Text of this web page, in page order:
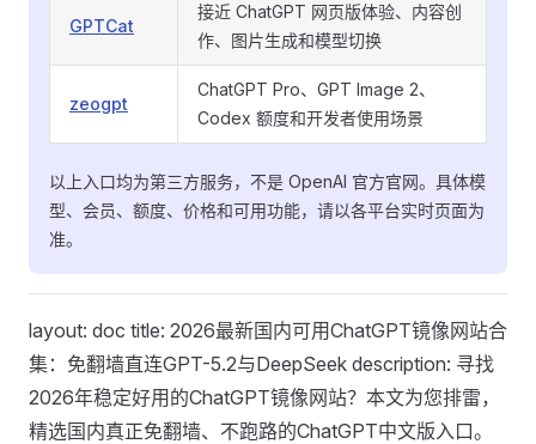
GPTCat
接近 ChatGPT 网页版体验、内容创
作、图片生成和模型切换
zeogpt
ChatGPT Pro、GPT Image 2、
Codex 额度和开发者使用场景
以上入口均为第三方服务，不是 OpenAI 官方官网。具体模
型、会员、额度、价格和可用功能，请以各平台实时页面为
准。
layout: doc title: 2026最新国内可用ChatGPT镜像网站合
集：免翻墙直连GPT-5.2与DeepSeek description: 寻找
2026年稳定好用的ChatGPT镜像网站？本文为您排雷，
精选国内真正免翻墙、不跑路的ChatGPT中文版入口。